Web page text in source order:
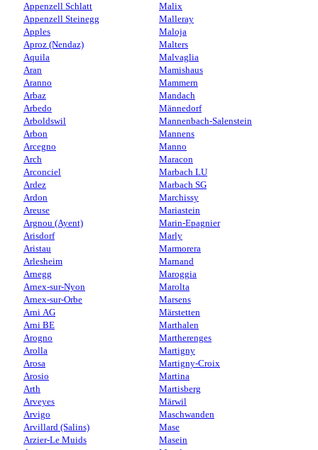
Appenzell Schlatt
Appenzell Steinegg
Apples
Aproz (Nendaz)
Aquila
Aran
Aranno
Arbaz
Arbedo
Arboldswil
Arbon
Arcegno
Arch
Arconciel
Ardez
Ardon
Areuse
Argnou (Ayent)
Arisdorf
Aristau
Arlesheim
Arnegg
Arnex-sur-Nyon
Arnex-sur-Orbe
Arni AG
Arni BE
Arogno
Arolla
Arosa
Arosio
Arth
Arveyes
Arvigo
Arvillard (Salins)
Arzier-Le Muids
Malix
Malleray
Maloja
Malters
Malvaglia
Mamishaus
Mammern
Mandach
Männedorf
Mannenbach-Salenstein
Mannens
Manno
Maracon
Marbach LU
Marbach SG
Marchissy
Mariastein
Marin-Epagnier
Marly
Marmorera
Marnand
Maroggia
Marolta
Marsens
Märstetten
Marthalen
Martherenges
Martigny
Martigny-Croix
Martina
Martisberg
Märwil
Maschwanden
Mase
Masein